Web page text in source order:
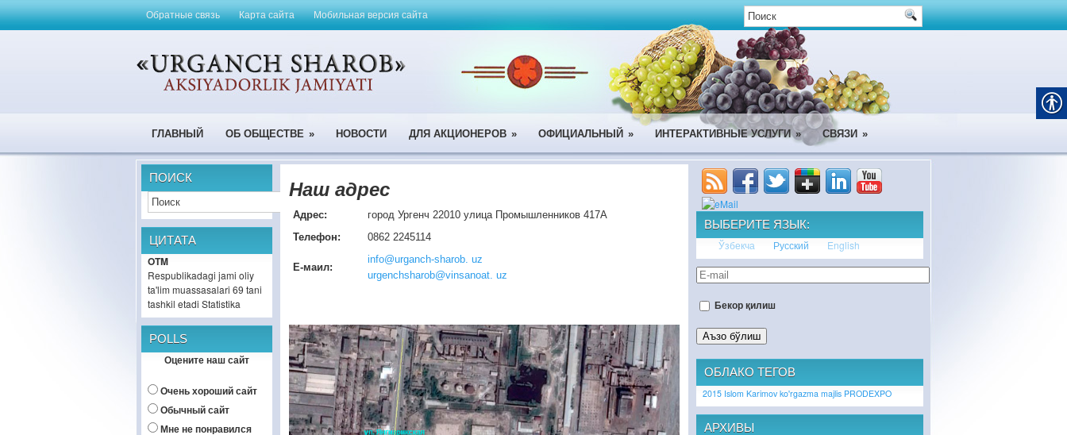
Обратные связь Карта сайта Мобильная версия сайта
ГЛАВНЫЙ ОБ ОБЩЕСТВЕ » НОВОСТИ ДЛЯ АКЦИОНЕРОВ » ОФИЦИАЛЬНЫЙ » ИНТЕРАКТИВНЫЕ УСЛУГИ » СВЯЗИ »
ПОИСК
ЦИТАТА
OTM
Respublikadagi jami oliy
ta'lim muassasalari 69 tani
tashkil etadi Statistika
POLLS
Оцените наш сайт
Очень хороший сайт
Обычный сайт
Мне не понравился
Наш адрес
Адрес:
город Ургенч 22010 улица Промышленников 417А
Телефон:
0862 2245114
Е-маил:
info@urganch-sharob. uz
urgenchsharob@vinsanoat. uz
ВЫБЕРИТЕ ЯЗЫК:
Ўзбекча
Русский English
Бекор қилиш
ОБЛАКО ТЕГОВ
2015 Islom Karimov ko'rgazma majlis PRODEXPO
АРХИВЫ